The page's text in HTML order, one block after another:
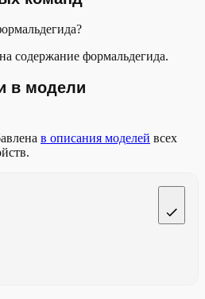
содержание формальдегида.
в модели
в описания моделей всех